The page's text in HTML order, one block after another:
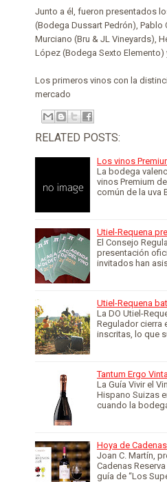
Junto a él, fueron presentados
(Bodega Dussart Pedrón),
Murciano (Bru & JL Vineyards),
López (Bodega Sexto
Los primeros vinos con la
mercado
RELATED POSTS:
Los vinos
La bodega
vinos Premium
común de la uva
Utiel-Requena
El Consejo
presentación
invitados han
Utiel-Requena
La DO Utiel-
Regulador cierra
inscritas, lo que
Tantum Ergo
La Guía Vivir el
Hispano Suizas
cuando la
Hoya de
Joan C. Martín,
Cadenas
guía de “Los